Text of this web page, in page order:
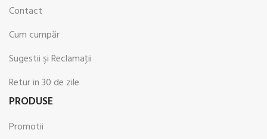
Contact
Cum cumpăr
Sugestii şi Reclamaţii
Retur in 30 de zile
PRODUSE
Promotii